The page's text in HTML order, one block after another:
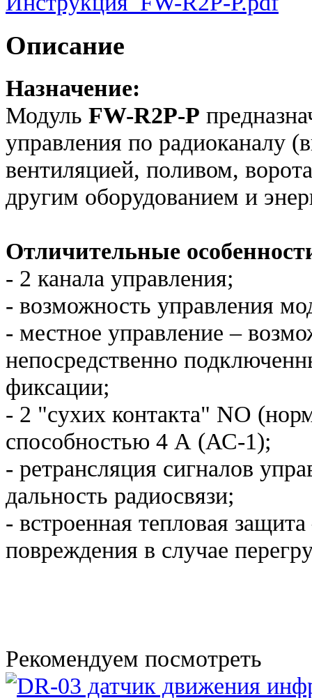
Описание
Назначение:
Модуль FW-R2P-P
управления по радиоканалу
вентиляцией, поливом,
другим оборудованием и
Отличительные
- 2 канала управления;
- возможность управления
- местное управление –
непосредственно
фиксации;
- 2 "сухих контакта" NO
способностью 4 А (АС-1);
- ретрансляция сигналов
дальность радиосвязи;
- встроенная тепловая
повреждения в случае
Рекомендуем посмотреть